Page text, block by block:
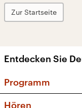
Zur Startseite
Entdecken Sie
Programm
Hören